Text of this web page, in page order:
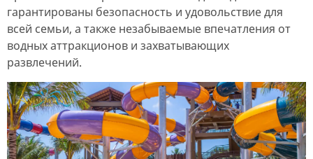
гарантированы безопасность и удовольствие для
всей семьи, а также незабываемые впечатления от
водных аттракционов и захватывающих
развлечений.